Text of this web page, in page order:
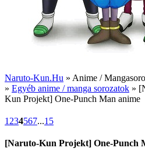
Naruto-Kun.Hu » Anime /
» Egyéb anime / manga sorozatok »
Kun Projekt] One-Punch Man anime
1 234567...15
[Naruto-Kun Projekt] One-Punch